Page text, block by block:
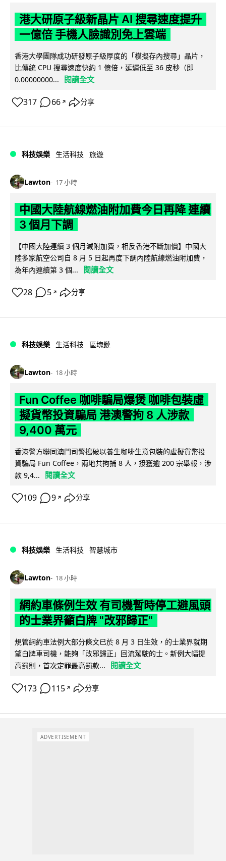
港大研原子級新晶片 AI 搜尋速度提升
一億倍 手機人臉識別免上雲端
香港大學團隊成功研發原子級厚度的「模擬存內搜尋」晶片，
比傳統 CPU 搜尋速度快約 1 億倍，延遲低至 36 皮秒（即
0.00000000...
閱讀全文
317 66 ↗ 分享
科技娛樂 生活科技 旅遊
Lawton 17 小時
中國大陸航線燃油附加費今日再降 連續
3 個月下調
【中國大陸連續 3 個月減附加費，相反香港不斷加價】中國大
陸多家航空公司自 8 月 5 日起再度下調內陸航線燃油附加費，
為年內連續第 3 個...
閱讀全文
28 5 ↗ 分享
科技娛樂 生活科技 區塊鏈
Lawton 18 小時
Fun Coffee 咖啡騙局爆煲 咖啡包裝虛
擬貨幣投資騙局 港澳警拘 8 人涉款
9,400 萬元
香港警方聯同澳門司警搗破以養生咖啡生意包裝的虛擬貨幣投
資騙局 Fun Coffee，兩地共拘捕 8 人，接獲逾 200 宗舉報，涉
款 9,4...
閱讀全文
109 9 ↗ 分享
科技娛樂 生活科技 智慧城市
Lawton 18 小時
網約車條例生效 有司機暫時停工避風頭
的士業界籲白牌 "改邪歸正"
規管網約車法例大部分條文已於 8 月 3 日生效，的士業界就期
望白牌車司機，能夠「改邪歸正」回流駕駛的士。新例大幅提
高罰則，首次定罪最高罰款...
閱讀全文
173 115 ↗ 分享
ADVERTISEMENT